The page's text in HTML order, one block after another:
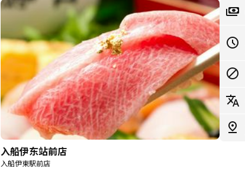
入船伊东站前店
入船伊東駅前店